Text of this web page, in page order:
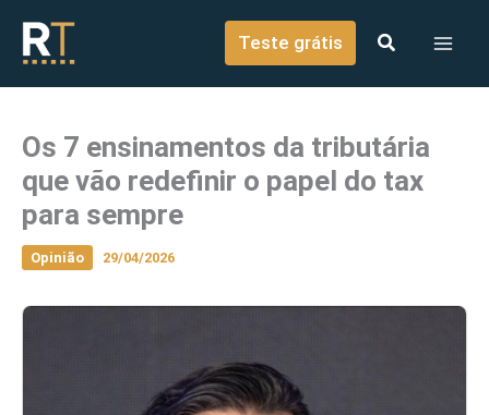
conteúdo
Teste grátis
Os 7 ensinamentos da tributária
que vão redefinir o papel do tax
para sempre
Opinião 29/04/2026